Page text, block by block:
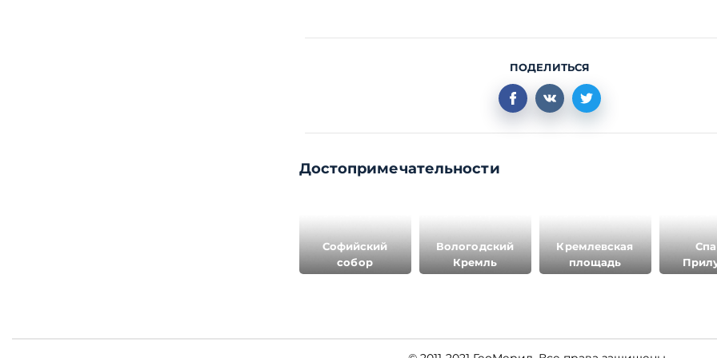
ПОДЕЛИТЬСЯ
Достопримечательности
Софийский
собор
Вологодский
Кремль
Кремлевская
площадь